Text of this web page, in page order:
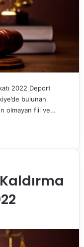
2022 Deport
bulunan
olmayan fiil ve…